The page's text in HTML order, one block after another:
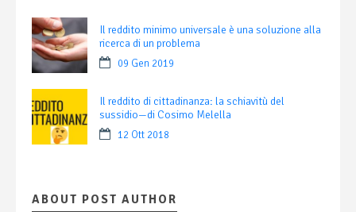
Il reddito minimo universale è una soluzione alla
ricerca di un problema
09 Gen 2019
Il reddito di cittadinanza: la schiavitù del
sussidio—di Cosimo Melella
12 Ott 2018
ABOUT POST AUTHOR